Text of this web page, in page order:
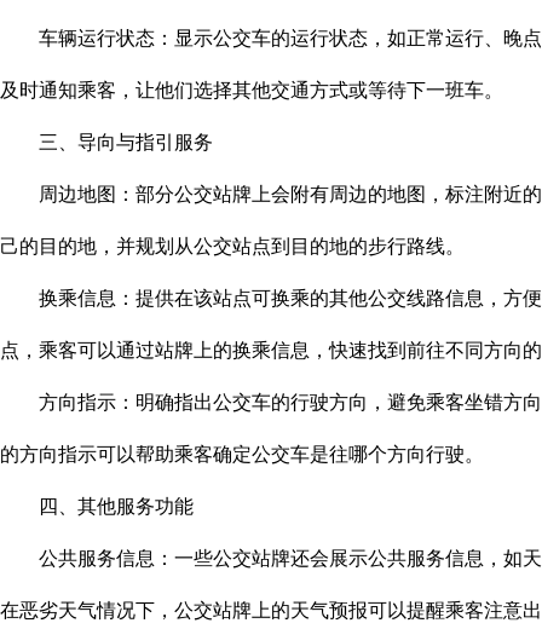
车辆运行状态：显示公交车的运行状态，如正常运行、晚点
及时通知乘客，让他们选择其他交通方式或等待下一班车。
三、导向与指引服务
周边地图：部分公交站牌上会附有周边的地图，标注附近的
己的目的地，并规划从公交站点到目的地的步行路线。
换乘信息：提供在该站点可换乘的其他公交线路信息，方便
点，乘客可以通过站牌上的换乘信息，快速找到前往不同方向
方向指示：明确指出公交车的行驶方向，避免乘客坐错方向
的方向指示可以帮助乘客确定公交车是往哪个方向行驶。
四、其他服务功能
公共服务信息：一些公交站牌还会展示公共服务信息，如天
在恶劣天气情况下，公交站牌上的天气预报可以提醒乘客注意